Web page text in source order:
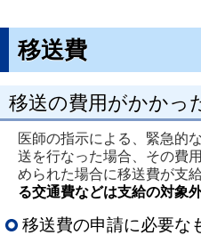
移送費
移送の費用がかかっ
医師の指示による、緊急的
送を行なった場合、その費
められた場合に移送費が支
る交通費などは支給の対象
移送費の申請に必要な